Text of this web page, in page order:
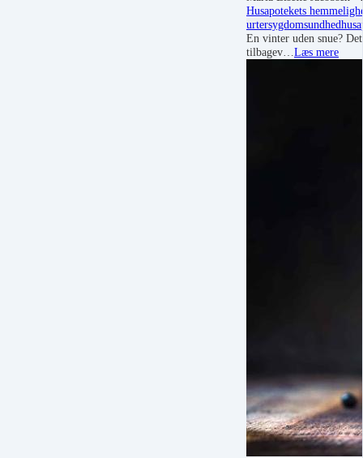
Husapotekets
urtersygdomsundhed
En vinter uden snue?
tilbagev… Læs mere